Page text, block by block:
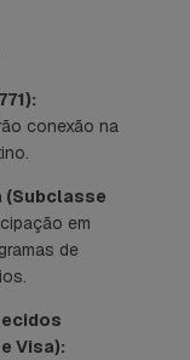
conexão na
(Subclasse
em
de
Visa):